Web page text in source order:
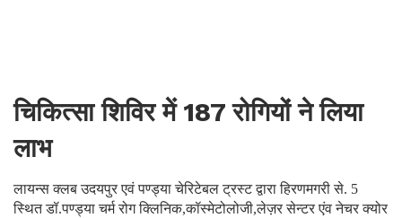
चिकित्सा शिविर में 187 रोगियों ने लिया
लाभ
लायन्स क्लब उदयपुर एवं पण्ड्या चेरिटेबल ट्रस्ट द्वारा हिरणमगरी से. 5
स्थित डॉ.पण्ड्या चर्म रोग क्लिनिक,कॉस्मेटोलोजी,लेज़र सेन्टर एंव नेचर क्योर